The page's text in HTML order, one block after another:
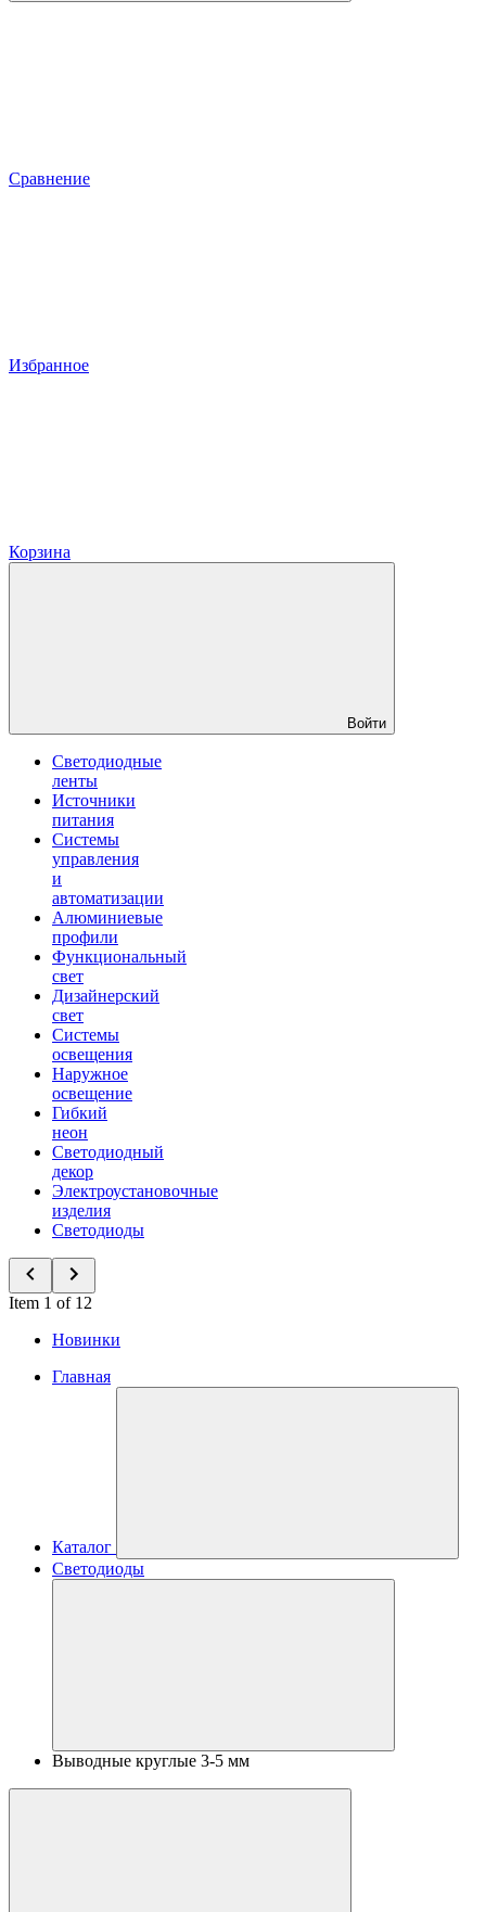
Сравнение
Избранное
Корзина
Войти
Светодиодные
ленты
Источники
питания
Системы
управления
и
автоматизации
Алюминиевые
профили
Функциональный
свет
Дизайнерский
свет
Системы
освещения
Наружное
освещение
Гибкий
неон
Светодиодный
декор
Электроустановочные
изделия
Светодиоды
Item 1 of 12
Новинки
Главная
Каталог
Светодиоды
Выводные круглые 3-5 мм